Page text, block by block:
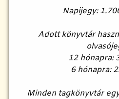
Napijegy:
Adott könyvtár
12 hónapra:
6 hónapra:
Minden tagkönyvtár